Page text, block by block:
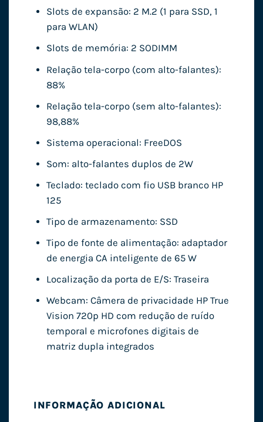
Slots de expansão: 2 M.2 (1 para SSD, 1
para WLAN)
Slots de memória: 2 SODIMM
Relação tela-corpo (com alto-falantes):
88%
Relação tela-corpo (sem alto-falantes):
98,88%
Sistema operacional: FreeDOS
Som: alto-falantes duplos de 2W
Teclado: teclado com fio USB branco HP
125
Tipo de armazenamento: SSD
Tipo de fonte de alimentação: adaptador
de energia CA inteligente de 65 W
Localização da porta de E/S: Traseira
Webcam: Câmera de privacidade HP True
Vision 720p HD com redução de ruído
temporal e microfones digitais de
matriz dupla integrados
INFORMAÇÃO ADICIONAL